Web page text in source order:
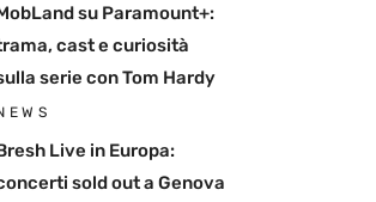
su Paramount+:
cast e curiosità
serie con Tom Hardy
Live in Europa:
sold out a Genova